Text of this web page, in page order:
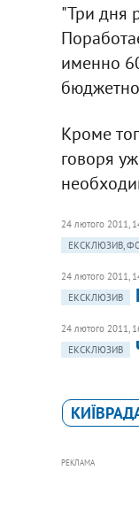
"Три дня
именно
Кроме
говоря
24 лютого 2011,
ЕКСКЛЮЗИВ,
24 лютого 2011,
ЕКСКЛЮЗИВ
24 лютого 2011,
ЕКСКЛЮЗИВ
РЕКЛАМА